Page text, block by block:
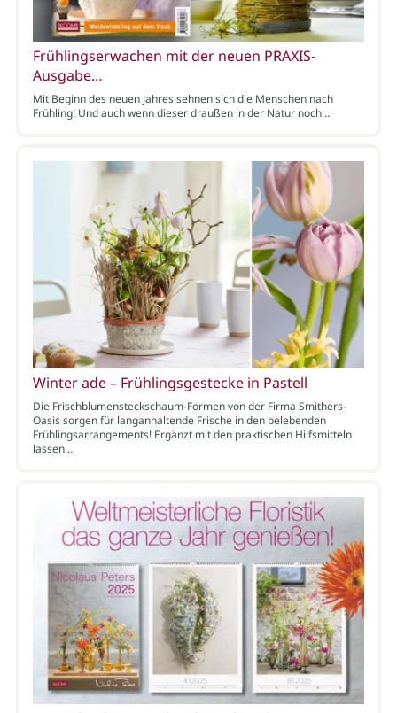
Frühlingserwachen mit der neuen PRAXIS-
Ausgabe…
Mit Beginn des neuen Jahres sehnen sich die Menschen nach
Frühling! Und auch wenn dieser draußen in der Natur noch…
Winter ade – Frühlingsgestecke in Pastell
Die Frischblumensteckschaum-Formen von der Firma Smithers-
Oasis sorgen für langanhaltende Frische in den belebenden
Frühlingsarrangements! Ergänzt mit den praktischen Hilfsmitteln
lassen…